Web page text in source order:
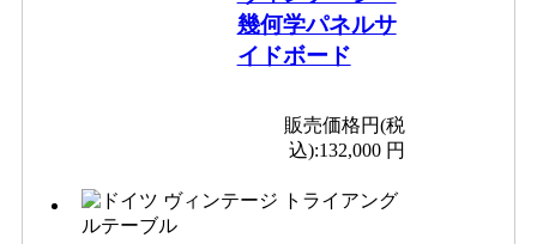
幾何学パネルサ
イドボード
販売価格円(税
込):132,000 円